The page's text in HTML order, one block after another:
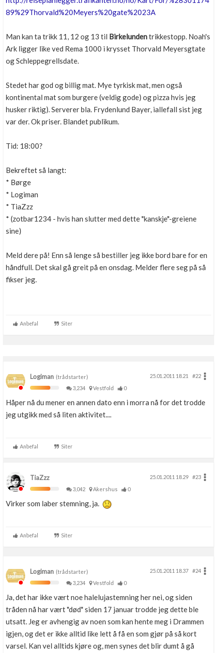
Boligmappa+
89%29Thorvald%20Meyers%20gate%2023A
Man kan ta trikk 11, 12 og 13 til Birkelundentrikkestopp. Noah's
Ark ligger like ved Rema 1000 i krysset Thorvald Meyersgtate
og Schleppegrellsdate.
Stedet har god og billig mat. Mye tyrkisk mat, men også
kontinental mat som burgere (veldig gode) og pizza hvis jeg
husker riktig). Serverer bla. Frydenlund Bayer, iallefall sist jeg
var der. Ok priser. Blandet publikum.
Tid: 18:00?
Bekreftet så langt:
* Børge
* Logiman
* TiaZzz
* (zotbar1234 - hvis han slutter med dette "kanskje"-greiene
sine)
Meld dere på! Enn så lenge så bestiller jeg ikke bord bare for en
håndfull. Det skal gå greit på en onsdag. Melder flere seg på så
fikser jeg.
Anbefal Siter
Logiman (trådstarter) 25.01.2011 18.21
#22
3,234
Vestfold 0
Håper nå du mener en annen dato enn i morra nå for det trodde
jeg utgikk med så liten aktivitet....
Anbefal Siter
TiaZzz 25.01.2011 18.29
#23
3,042
Akershus 0
Virker som laber stemning, ja.
Anbefal Siter
Logiman (trådstarter) 25.01.2011 18.37
#24
3,234
Vestfold 0
Ja, det har ikke vært noe halelujastemning her nei, og siden
tråden nå har vært "død" siden 17 januar trodde jeg dette ble
utsatt. Jeg er avhengig av noen som kan hente meg i Drammen
igjen, og det er ikke alltid like lett å få en som gjør på så kort
varsel. Kan vel alltids kjøre og, men synes det blir dumt å gå